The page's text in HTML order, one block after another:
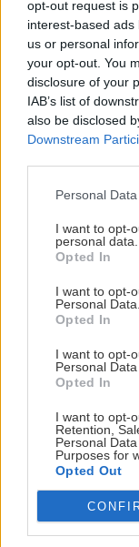
opt-out request is
interest-based
us or personal
your opt-out. You
disclosure of your
IAB’s list of
also be disclosed
Downstream
Personal
I want to opt-
personal data.
Opted In
I want to opt-
Personal Data.
Opted In
I want to opt-
Personal
Opted In
I want to opt-
Retention,
Personal
Purposes for
Opted Out
GOSSIP -
Παράσχος:
δίνει μάχη
ΑΘΛΗΤΙΚΑ
Ανακοίνωσε
ΕΛΛΑΔΑ
Βενιζέλος»
κλαδέματος
ΚΡΗΤΗ
τη μεγάλη
ζημιών
ΣΠΙΤΙ
Πλυντήριο:
πετσέτες